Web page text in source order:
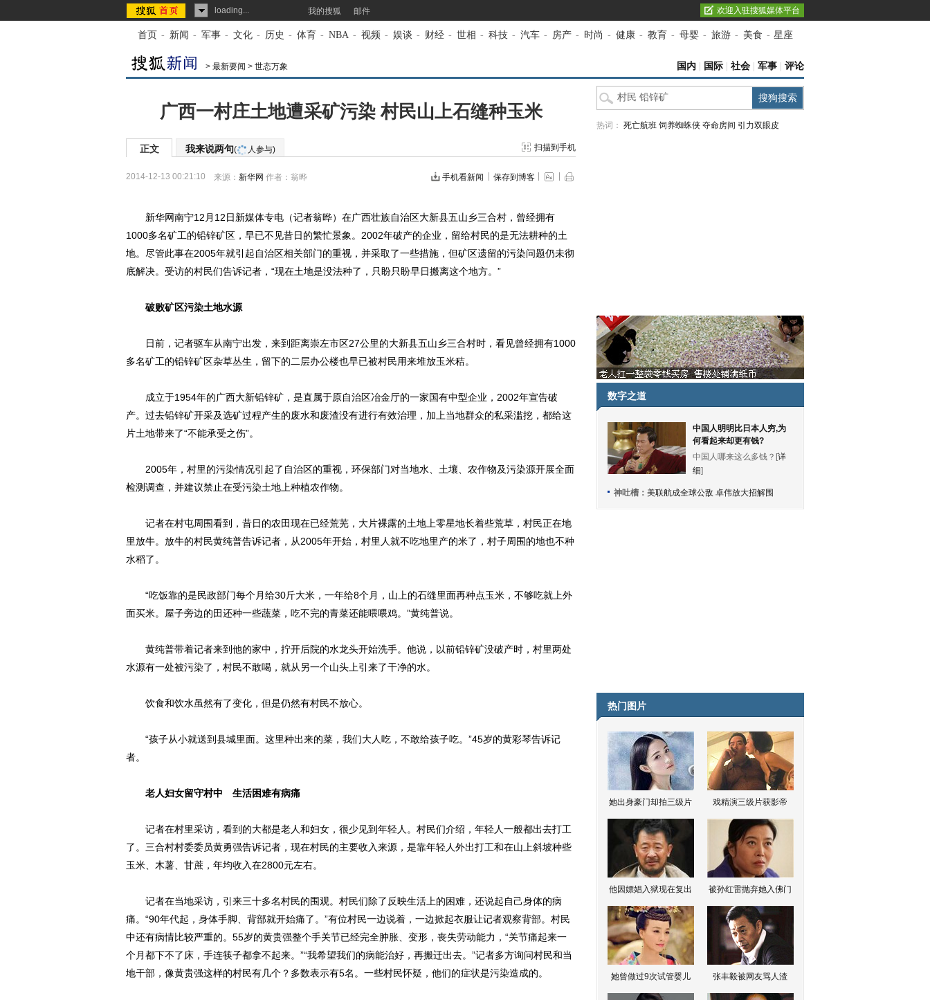
loading... 我的搜狐 邮件 欢迎入驻搜狐媒体平台
首页 - 新闻 - 军事 - 文化 - 历史 - 体育 - NBA - 视频 - 娱谈 - 财经 - 世相 - 科技 - 汽车 - 房产 - 时尚 - 健康 - 教育 - 母婴 - 旅游 - 美食 - 星座
> 最新要闻 > 世态万象 国内 国际 社会 军事 评论
广西一村庄土地遭采矿污染 村民山上石缝种玉米
正文 我来说两句( 人参与) 扫描到手机
2014-12-13 00:21:10 来源： 新华网 作者：翁晔 手机看新闻 保存到博客
新华网南宁12月12日新媒体专电（记者翁晔）在广西壮族自治区大新县五山乡三合村，曾经拥有
1000多名矿工的铅锌矿区，早已不见昔日的繁忙景象。2002年破产的企业，留给村民的是无法耕种的土
地。尽管此事在2005年就引起自治区相关部门的重视，并采取了一些措施，但矿区遗留的污染问题仍未彻
底解决。受访的村民们告诉记者，“现在土地是没法种了，只盼只盼早日搬离这个地方。”
破败矿区污染土地水源
日前，记者驱车从南宁出发，来到距离崇左市区27公里的大新县五山乡三合村时，看见曾经拥有1000
多名矿工的铅锌矿区杂草丛生，留下的二层办公楼也早已被村民用来堆放玉米秸。
成立于1954年的广西大新铅锌矿，是直属于原自治区冶金厅的一家国有中型企业，2002年宣告破
产。过去铅锌矿开采及选矿过程产生的废水和废渣没有进行有效治理，加上当地群众的私采滥挖，都给这
片土地带来了“不能承受之伤”。
2005年，村里的污染情况引起了自治区的重视，环保部门对当地水、土壤、农作物及污染源开展全面
检测调查，并建议禁止在受污染土地上种植农作物。
记者在村屯周围看到，昔日的农田现在已经荒芜，大片裸露的土地上零星地长着些荒草，村民正在地
里放牛。放牛的村民黄纯普告诉记者，从2005年开始，村里人就不吃地里产的米了，村子周围的地也不种
水稻了。
“吃饭靠的是民政部门每个月给30斤大米，一年给8个月，山上的石缝里面再种点玉米，不够吃就上外
面买米。屋子旁边的田还种一些蔬菜，吃不完的青菜还能喂喂鸡。”黄纯普说。
黄纯普带着记者来到他的家中，拧开后院的水龙头开始洗手。他说，以前铅锌矿没破产时，村里两处
水源有一处被污染了，村民不敢喝，就从另一个山头上引来了干净的水。
饮食和饮水虽然有了变化，但是仍然有村民不放心。
“孩子从小就送到县城里面。这里种出来的菜，我们大人吃，不敢给孩子吃。”45岁的黄彩琴告诉记
者。
老人妇女留守村中 生活困难有病痛
记者在村里采访，看到的大都是老人和妇女，很少见到年轻人。村民们介绍，年轻人一般都出去打工
了。三合村村委委员黄勇强告诉记者，现在村民的主要收入来源，是靠年轻人外出打工和在山上斜坡种些
玉米、木薯、甘蔗，年均收入在2800元左右。
记者在当地采访，引来三十多名村民的围观。村民们除了反映生活上的困难，还说起自己身体的病
痛。“90年代起，身体手脚、背部就开始痛了。”有位村民一边说着，一边掀起衣服让记者观察背部。村民
中还有病情比较严重的。55岁的黄贵强整个手关节已经完全肿胀、变形，丧失劳动能力，“关节痛起来一
个月都下不了床，手连筷子都拿不起来。”“我希望我们的病能治好，再搬迁出去。”记者多方询问村民和当
地干部，像黄贵强这样的村民有几个？多数表示有5名。一些村民怀疑，他们的症状是污染造成的。
热词： 死亡航班 饲养蜘蛛侠 夺命房间 引力双眼皮
数字之道
中国人明明比日本人穷,为
何看起来却更有钱?
中国人哪来这么多钱？[详
细]
神吐槽： 美联航成全球公敌 卓伟放大招解围
热门图片
她出身豪门却拍三级片 戏精演三级片获影帝
他因嫖娼入狱现在复出 被孙红雷抛弃她入佛门
她曾做过9次试管婴儿 张丰毅被网友骂人渣